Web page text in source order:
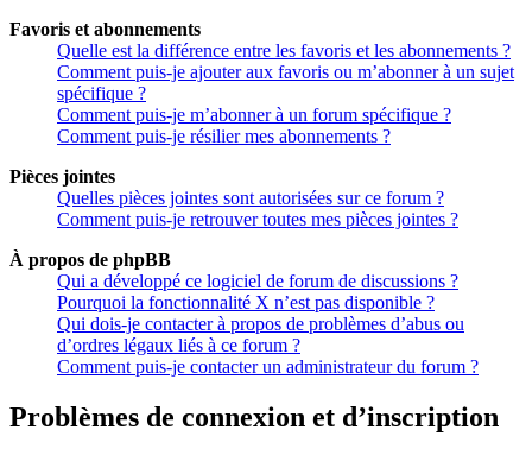
Favoris et abonnements
Quelle est la différence entre les favoris et les abonnements ?
Comment puis-je ajouter aux favoris ou m’abonner à un sujet
spécifique ?
Comment puis-je m’abonner à un forum spécifique ?
Comment puis-je résilier mes abonnements ?
Pièces jointes
Quelles pièces jointes sont autorisées sur ce forum ?
Comment puis-je retrouver toutes mes pièces jointes ?
À propos de phpBB
Qui a développé ce logiciel de forum de discussions ?
Pourquoi la fonctionnalité X n’est pas disponible ?
Qui dois-je contacter à propos de problèmes d’abus ou
d’ordres légaux liés à ce forum ?
Comment puis-je contacter un administrateur du forum ?
Problèmes de connexion et d’inscription